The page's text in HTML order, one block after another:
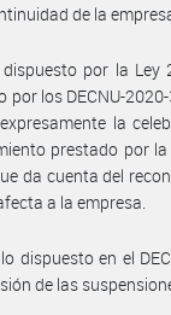
de la
por la Ley
por los DECNU-
la
prestado por
da cuenta del
a la empresa.
dispuesto en el
de las